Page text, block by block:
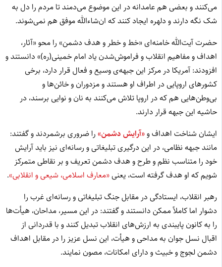
می‌کنند و بعضی هم عامدانه در این موضوع می‌دمند تا مردم را دل به
شک نگه‌ دارند و دلهره ایجاد کنند که ان‌شاءالله موفق هم نمی‌شوند.
حضرت آیت‌الله خامنه‌ای «خط و خطر و هدف دشمن» را محو «آثار،
اهداف و مفاهیم انقلاب و فراموش‌شدن یاد امام خمینی(ره)» دانستند و
افزودند: آمریکا در مرکز این جبهه‌ی وسیع و فعال قرار دارد، برخی
کشورهای اروپایی در اطراف او هستند و مزدوران و خائن‌ها و
بی‌وطن‌هایی هم که در اروپا تلاش می‌کنند به نان و نوایی برسند، در
حاشیه این جبهه قرار دارند.
ایشان شناخت اهداف و«آرایش دشمن»را ضروری برشمردند و گفتند:
مانند جبهه نظامی، در این درگیری تبلیغاتی و رسانه‌ای نیز باید آرایش
خود را متناسب نظم و طرح و هدف دشمن تعریف و بر نقاطی متمرکز
شویم که او هدف گرفته است، یعنی«معارف اسلامی، شیعی و انقلابی».
رهبر انقلاب، ایستادگی در مقابل جنگ تبلیغاتی و رسانه‌ای غرب را
دشوار اما کاملاً ممکن دانستند و گفتند: در این مسیر، مداحان، هیأتها
را به کانون پایبندی به ارزش‌های انقلاب تبدیل کنند و با قدردانی از
اقبال نسل جوان به مداحی و هیأت، این نسل عزیز را در مقابل اهداف
دشمن لجوج و خبیث و دارای امکانات، ‌مصون نمایند.